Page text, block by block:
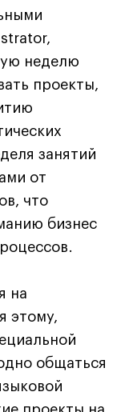
неделю
проекты,
занятий
от
что
бизнес
на
этому,
общаться